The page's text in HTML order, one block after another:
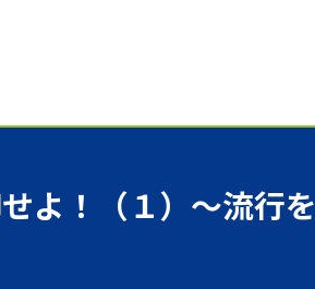
よ！ （１） 〜流行を